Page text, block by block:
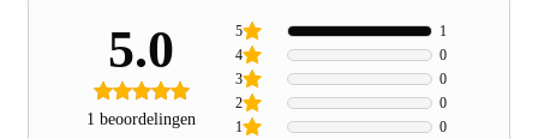
5.0
1 beoordelingen 1 0
2 0
3 0
4 0
5 1